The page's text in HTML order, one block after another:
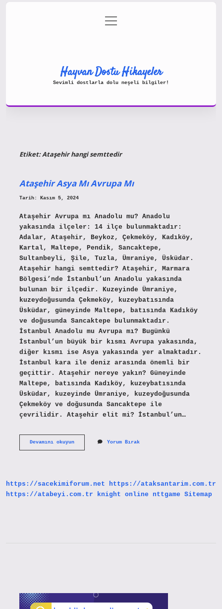
Gizlilik Politikası
menüyü
aç
Hayvan Dostu Hikayeler
Sevimli dostlarla dolu neşeli bilgiler!
Etiket:Ataşehir hangi semttedir
Ataşehir Asya Mı Avrupa Mı
Tarih: Kasım 5, 2024
Ataşehir Avrupa mı Anadolu mu? Anadolu
yakasında ilçeler: 14 ilçe bulunmaktadır:
Adalar, Ataşehir, Beykoz, Çekmeköy, Kadıköy,
Kartal, Maltepe, Pendik, Sancaktepe,
Sultanbeyli, Şile, Tuzla, Ümraniye, Üsküdar.
Ataşehir hangi semttedir? Ataşehir, Marmara
Bölgesi’nde İstanbul’un Anadolu yakasında
bulunan bir ilçedir. Kuzeyinde Ümraniye,
kuzeydoğusunda Çekmeköy, kuzeybatısında
Üsküdar, güneyinde Maltepe, batısında Kadıköy
ve doğusunda Sancaktepe bulunmaktadır.
İstanbul Anadolu mu Avrupa mı? Bugünkü
İstanbul’un büyük bir kısmı Avrupa yakasında,
diğer kısmı ise Asya yakasında yer almaktadır.
İstanbul kara ile deniz arasında önemli bir
geçittir. Ataşehir nereye yakın? Güneyinde
Maltepe, batısında Kadıköy, kuzeybatısında
Üsküdar, kuzeyinde Ümraniye, kuzeydoğusunda
Çekmeköy ve doğusunda Sancaktepe ile
çevrilidir. Ataşehir elit mi? İstanbul’un…
Devamını okuyunAtaşehir
Yorum Bırak
https://sacekimiforum.net
https://ataksantarim.com.tr
https://atabeyi.com.tr
knight online nttgame Sitemap